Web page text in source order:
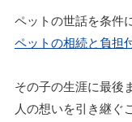
ペットの世話を条件
ペットの相続と負担
その子の生涯に最後
人の想いを引き継ぐ